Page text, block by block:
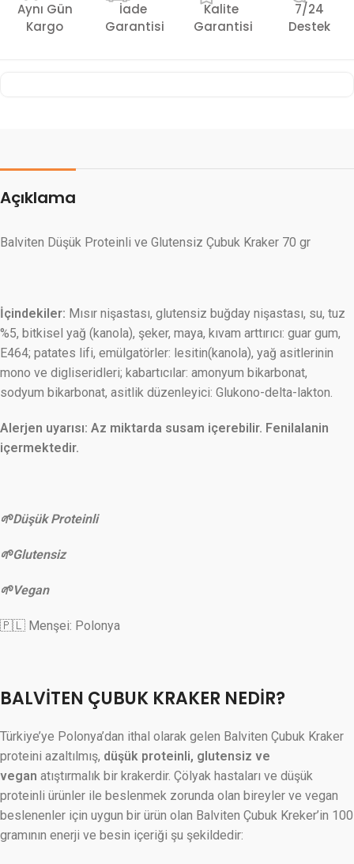
Aynı Gün
Kargo
İade
Garantisi
Kalite
Garantisi
7/24
Destek
Açıklama
Balviten Düşük Proteinli ve Glutensiz Çubuk Kraker 70 gr
İçindekiler: Mısır nişastası, glutensiz buğday nişastası, su, tuz
%5, bitkisel yağ (kanola), şeker, maya, kıvam arttırıcı: guar gum,
E464; patates lifi, emülgatörler: lesitin(kanola), yağ asitlerinin
mono ve digliseridleri; kabartıcılar: amonyum bikarbonat,
sodyum bikarbonat, asitlik düzenleyici: Glukono-delta-lakton.
Alerjen uyarısı: Az miktarda susam içerebilir. Fenilalanin
içermektedir.
🌱Düşük Proteinli
🌱Glutensiz
🌱Vegan
🇵🇱 Menşei: Polonya
BALVİTEN ÇUBUK KRAKER NEDİR?
Türkiye’ye Polonya’dan ithal olarak gelen Balviten Çubuk Kraker
proteini azaltılmış, düşük proteinli, glutensiz ve
vegan atıştırmalık bir krakerdir. Çölyak hastaları ve düşük
proteinli ürünler ile beslenmek zorunda olan bireyler ve vegan
beslenenler için uygun bir ürün olan Balviten Çubuk Kreker’in 100
gramının enerji ve besin içeriği şu şekildedir: